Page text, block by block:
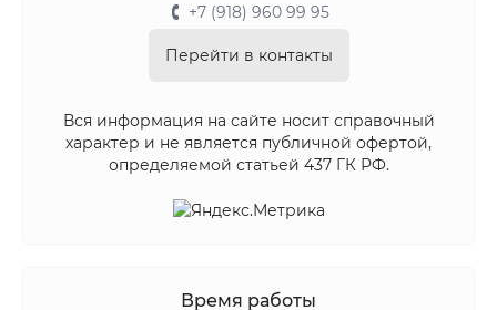
+7 (918) 960 99 95
Перейти в контакты
Вся информация на сайте носит справочный
характер и не является публичной офертой,
определяемой статьей 437 ГК РФ.
Время работы